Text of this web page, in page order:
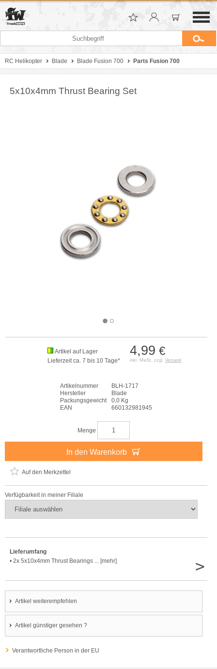
RC Helikopter Blade Blade Fusion 700 Parts Fusion 700
5x10x4mm Thrust Bearing Set
4,99 €
inkl. MwSt. zzgl. Versand
Artikel auf Lager
Lieferzeit ca. 7 bis 10 Tage*
Artikelnummer
BLH-1717
Hersteller
Blade
Packungsgewicht
0,0 Kg
EAN
660132981945
Menge
In den Warenkorb
Auf den Merkzettel
Verfügbarkeit in meiner Filiale
Lieferumfang
• 2x 5x10x4mm Thrust Bearings ... [mehr]
>
Artikel weiterempfehlen
Artikel günstiger gesehen ?
Verantwortliche Person in der EU